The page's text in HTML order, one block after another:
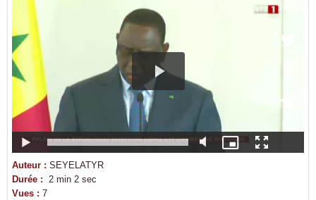
Auteur : SEYELATYR
Durée : 2 min 2 sec
Vues : 7